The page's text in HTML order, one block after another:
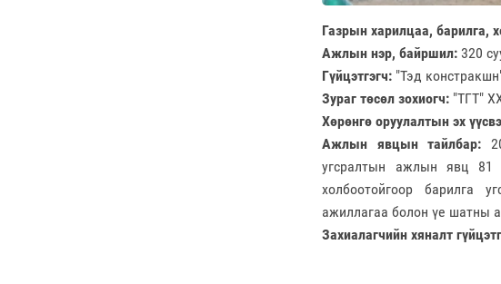
Газрын харилцаа, барилга,
Ажлын нэр, байршил: 320
Гүйцэтгэгч: "Тэд
Зураг төсөл зохиогч: "ТГТ"
Хөрөнгө оруулалтын эх
Ажлын явцын тайлбар:
угсралтын ажлын явц 81
холбоотойгоор барилга
ажиллагаа болон үе шатны
Захиалагчийн хяналт